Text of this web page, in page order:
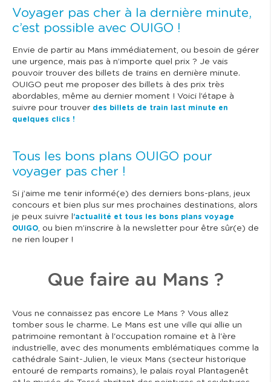
Voyager pas cher à la dernière minute,
c’est possible avec OUIGO !
Envie de partir au Mans immédiatement, ou besoin de gérer
une urgence, mais pas à n’importe quel prix ? Je vais
pouvoir trouver des billets de trains en dernière minute.
OUIGO peut me proposer des billets à des prix très
abordables, même au dernier moment ! Voici l’étape à
suivre pour trouver des billets de train last minute en
quelques clics !
Tous les bons plans OUIGO pour
voyager pas cher !
Si j’aime me tenir informé(e) des derniers bons-plans, jeux
concours et bien plus sur mes prochaines destinations, alors
je peux suivre l ’actualité et tous les bons plans voyage
OUIGO, ou bien m’inscrire à la newsletter pour être sûr(e) de
ne rien louper !
Que faire au Mans ?
Vous ne connaissez pas encore Le Mans ? Vous allez
tomber sous le charme. Le Mans est une ville qui allie un
patrimoine remontant à l'occupation romaine et à l'ère
industrielle, avec des monuments emblématiques comme la
cathédrale Saint-Julien, le vieux Mans (secteur historique
entouré de remparts romains), le palais royal Plantagenêt